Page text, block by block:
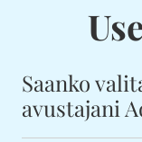
Saanko
avustajani